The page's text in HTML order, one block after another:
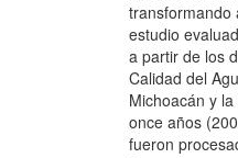
transformando
estudio
a partir de los
Calidad del
Michoacán y
once años
fueron